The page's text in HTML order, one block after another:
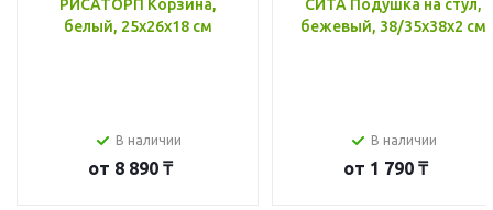
РИСАТОРП Корзина,
белый, 25x26x18 см
В наличии
от 8 890 ₸
СИТА Подушка на стул,
бежевый, 38/35x38x2 см
В наличии
от 1 790 ₸